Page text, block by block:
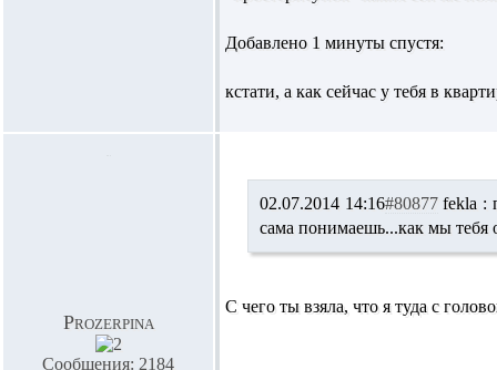
Добавлено 1 минуты спустя:
кстати, а как сейчас у тебя в
Prozerpina
Сообщения: 2184
02.07.2014 14:16#80877 fekla :
сама понимаешь...как мы тебя
C чего ты взяла, что я туда с